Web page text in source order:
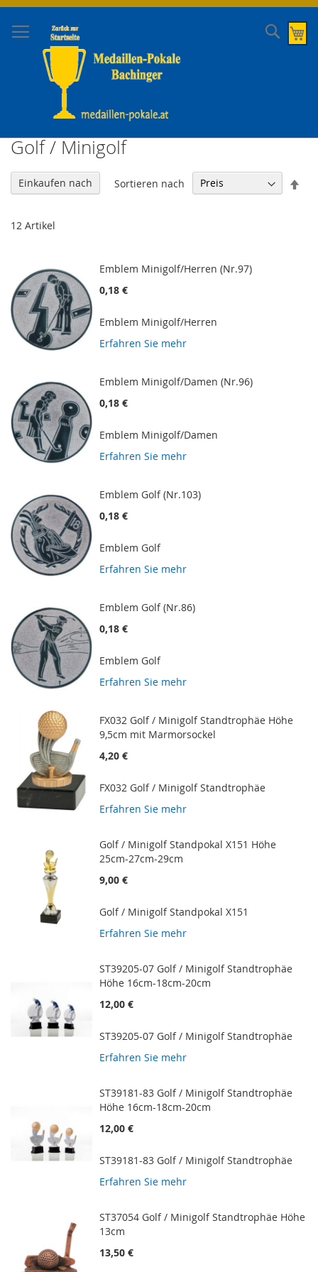
Direkt
Inhalt
Suche
Golf / Minigolf
12 Artikel
Sortieren nach
Emblem Minigolf/Herren (Nr.97)
0,18 €
Emblem Minigolf/Herren
Erfahren Sie mehr
Emblem Minigolf/Damen (Nr.96)
0,18 €
Emblem Minigolf/Damen
Erfahren Sie mehr
Emblem Golf (Nr.103)
0,18 €
Emblem Golf
Erfahren Sie mehr
Emblem Golf (Nr.86)
0,18 €
Emblem Golf
Erfahren Sie mehr
FX032 Golf / Minigolf Standtrophäe Höhe
9,5cm mit Marmorsockel
4,20 €
FX032 Golf / Minigolf Standtrophäe
Erfahren Sie mehr
Golf / Minigolf Standpokal X151 Höhe
25cm-27cm-29cm
9,00 €
Golf / Minigolf Standpokal X151
Erfahren Sie mehr
ST39205-07 Golf / Minigolf Standtrophäe
Höhe 16cm-18cm-20cm
12,00 €
ST39205-07 Golf / Minigolf Standtrophäe
Erfahren Sie mehr
ST39181-83 Golf / Minigolf Standtrophäe
Höhe 16cm-18cm-20cm
12,00 €
ST39181-83 Golf / Minigolf Standtrophäe
Erfahren Sie mehr
ST37054 Golf / Minigolf Standtrophäe Höhe
13cm
13,50 €
Einkaufen nach